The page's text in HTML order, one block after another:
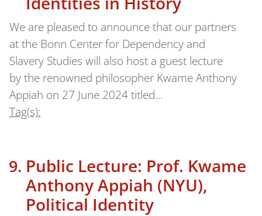
We are pleased to announce that our partners
at the Bonn Center for Dependency and
Slavery Studies will also host a guest lecture
by the renowned philosopher Kwame Anthony
Appiah on 27 June 2024 titled…
Tag(s):
Public Lecture: Prof. Kwame
Anthony Appiah (NYU),
Political Identity